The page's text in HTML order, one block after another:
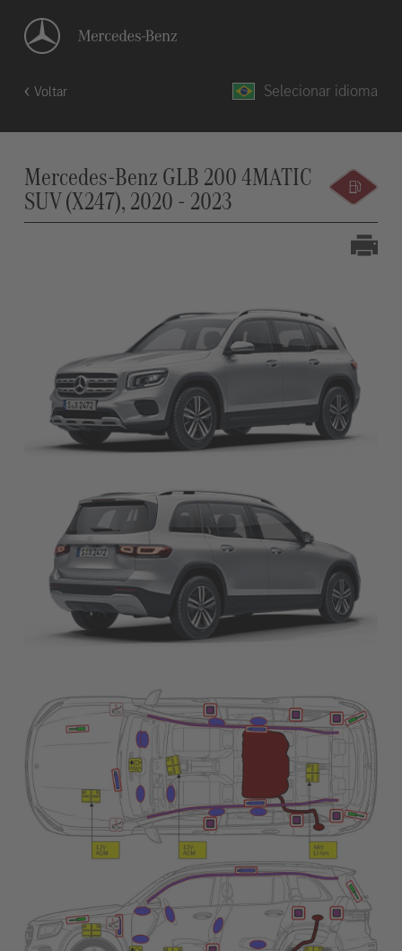
Voltar Selecionar idioma
Mercedes-Benz GLB 200 4MATIC
SUV (X247), 2020 - 2023